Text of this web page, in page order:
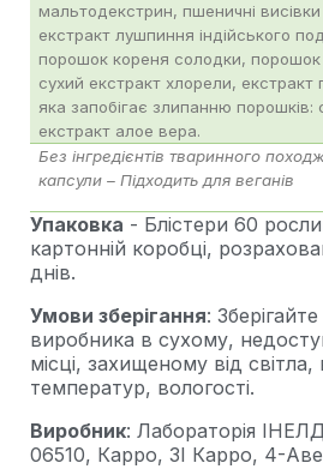
мальтодекстрин, пшеничні
екстракт лушпиння індійського
порошок кореня солодки, порошок
сухий екстракт хлорели, екстракт
яка запобігає злипанню порошків:
екстракт алое вера.
Без інгредієнтів тваринного
капсули – Підходить для веганів
Упаковка - Блістери 60
картонній коробці,
днів.
Умови зберігання:
виробника в сухому,
місці, захищеному від
температур, вологості.
Виробник: Лабораторія
06510, Карро, ЗІ Карро, 4-